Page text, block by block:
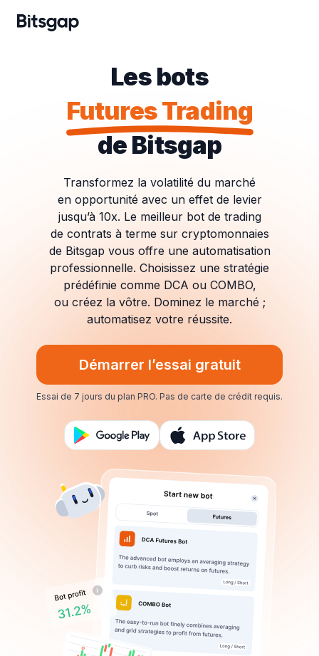
Les bots
Futures Trading
de Bitsgap
Transformez la volatilité du marché
en opportunité avec un effet de levier
jusqu’à 10x. Le meilleur bot de trading
de contrats à terme sur cryptomonnaies
de Bitsgap vous offre une automatisation
professionnelle. Choisissez une stratégie
prédéfinie comme DCA ou COMBO,
ou créez la vôtre. Dominez le marché ;
automatisez votre réussite.
Démarrer l’essai gratuit
Essai de 7 jours du plan PRO. Pas de carte de crédit requis.